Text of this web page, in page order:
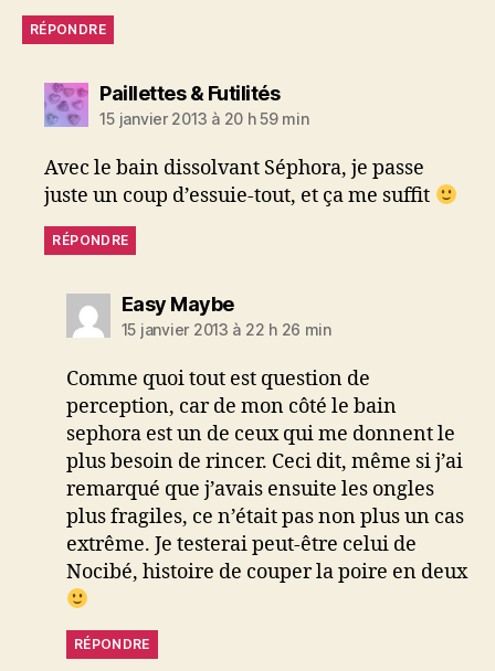
RÉPONDRE
Paillettes & Futilitésdit :
15 janvier 2013 à 20 h 59 min
Avec le bain dissolvant Séphora, je passe
juste un coup d’essuie-tout, et ça me suffit
RÉPONDRE
Easy Maybedit :
15 janvier 2013 à 22 h 26 min
Comme quoi tout est question de
perception, car de mon côté le bain
sephora est un de ceux qui me donnent le
plus besoin de rincer. Ceci dit, même si j’ai
remarqué que j’avais ensuite les ongles
plus fragiles, ce n’était pas non plus un cas
extrême. Je testerai peut-être celui de
Nocibé, histoire de couper la poire en deux
RÉPONDRE